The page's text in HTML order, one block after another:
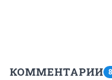
КОММЕНТАРИИ 8